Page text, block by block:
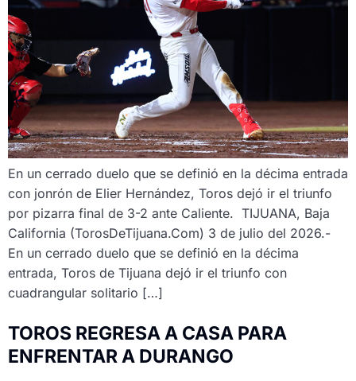
En un cerrado duelo que se definió en la décima entrada
con jonrón de Elier Hernández, Toros dejó ir el triunfo
por pizarra final de 3-2 ante Caliente. TIJUANA, Baja
California (TorosDeTijuana.Com) 3 de julio del 2026.-
En un cerrado duelo que se definió en la décima
entrada, Toros de Tijuana dejó ir el triunfo con
cuadrangular solitario […]
TOROS REGRESA A CASA PARA
ENFRENTAR A DURANGO